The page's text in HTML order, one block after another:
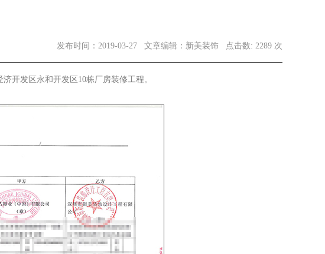
发布时间：2019-03-27 文章编辑：新美装饰 点击数: 2289 次
开发区永和开发区10栋厂房装修工程。